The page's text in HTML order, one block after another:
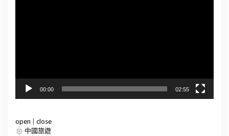
00:00 02:55
open
close
中國旅遊